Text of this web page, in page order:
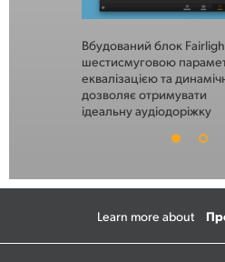
Вбудований блок
шестисмуговою
еквалізацією та
дозволяє отримувати
ідеальну аудіодоріжку
Learn more about